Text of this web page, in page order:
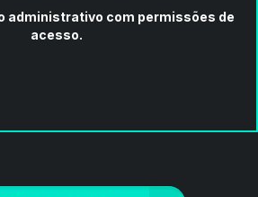
administrativo com permissões de
acesso.